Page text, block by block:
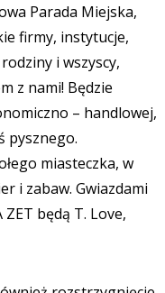
Parada Miejska,
firmy, instytucje,
i wszyscy,
z nami! Będzie
– handlowej,
pysznego.
miasteczka, w
i zabaw. Gwiazdami
będą T. Love,